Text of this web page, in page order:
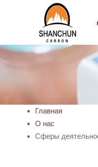
Главная
О нас
Сферы